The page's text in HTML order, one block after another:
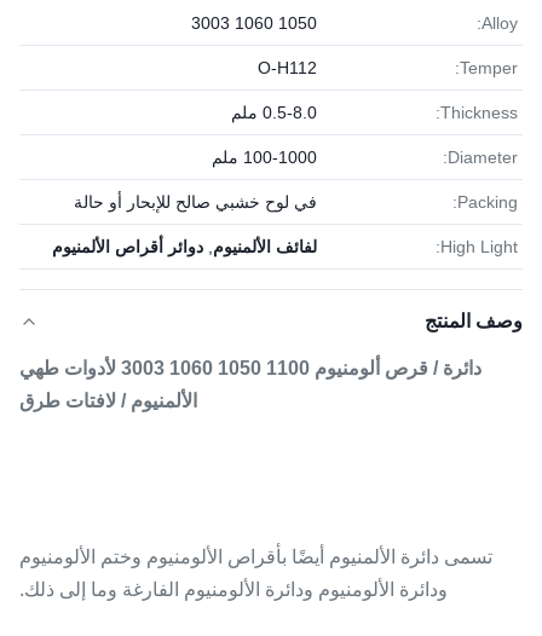
Alloy:
1050 1060 3003
Temper:
O-H112
Thickness: 0.5-8.0 ملم
Diameter: 100-1000 ملم
Packing: في لوح خشبي صالح للإبحار أو حالة
High Light: لفائف الألمنيوم دوائر أقراص الألمنيوم
وصف المنتج
دائرة / قرص ألومنيوم 1100 1050 1060 3003 لأدوات طهي
الألمنيوم / لافتات طرق
تسمى دائرة الألمنيوم أيضًا بأقراص الألومنيوم وختم الألومنيوم
ودائرة الألومنيوم ودائرة الألومنيوم الفارغة وما إلى ذلك.